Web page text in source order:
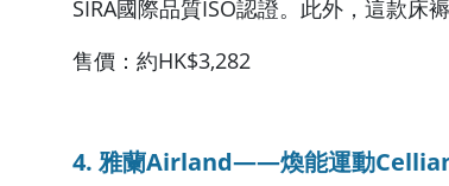
SIRA國際品質ISO認證。此外，這款床
售價：約HK$3,282
4. 雅蘭Airland——煥能運動